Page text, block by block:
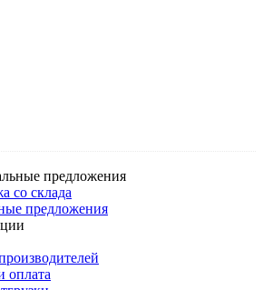
предложения
со склада
предложения
оплата